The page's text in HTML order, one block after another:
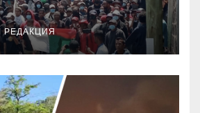
РЕДАКЦИЯ